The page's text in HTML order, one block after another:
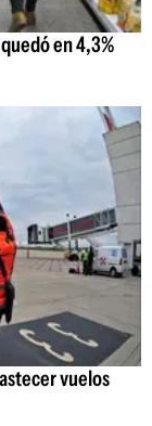
en 4,3%
vuelos